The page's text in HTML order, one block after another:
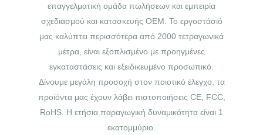
επαγγελματική ομάδα πωλήσεων και εμπειρία
σχεδιασμού και κατασκευής OEM. Το εργοστάσιό
μας καλύπτει περισσότερα από 2000 τετραγωνικά
μέτρα, είναι εξοπλισμένο με προηγμένες
εγκαταστάσεις και εξειδικευμένο προσωπικό.
Δίνουμε μεγάλη προσοχή στον ποιοτικό έλεγχο, τα
προϊόντα μας έχουν λάβει πιστοποιήσεις CE, FCC,
RoHS. Η ετήσια παραγωγική δυναμικότητα είναι 1
εκατομμύριο.